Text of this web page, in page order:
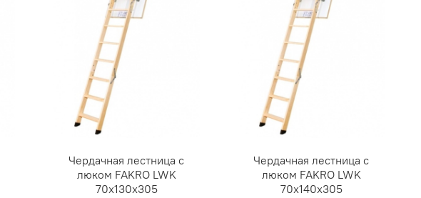
Чердачная лестница с
люком FAKRO LWK
70х130х305
Чердачная лестница с
люком FAKRO LWK
70х140х305